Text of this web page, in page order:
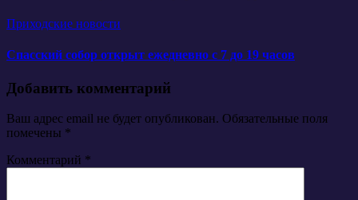
Приходские новости
Спасский собор открыт ежедневно с 7 до 19 часов
Добавить комментарий
Ваш адрес email не будет опубликован. Обязательные поля
помечены *
Комментарий *